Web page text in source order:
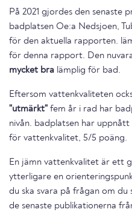
På 2021 gjordes den senaste
badplatsen Oe:a Nedsjoen,
för den aktuella rapporten.
för denna rapport. Den
mycket bra lämplig för bad.
Eftersom vattenkvaliteten
"utmärkt" fem år i rad har
nivån. badplatsen har
för vattenkvalitet, 5/5 poäng.
En jämn vattenkvalitet är ett
ytterligare en
du ska svara på frågan om du
de senaste publikationerna